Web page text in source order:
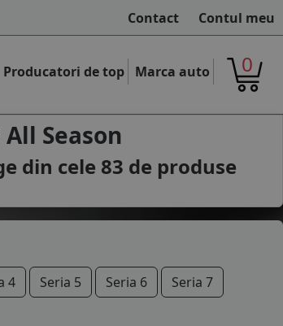
Contact Contul meu
Producatori de top Marca auto 0
Season
din cele 83 de produse
4 Seria 5 Seria 6
Seria 7